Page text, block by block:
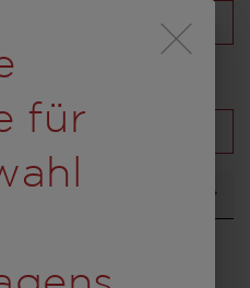
enthalten
für